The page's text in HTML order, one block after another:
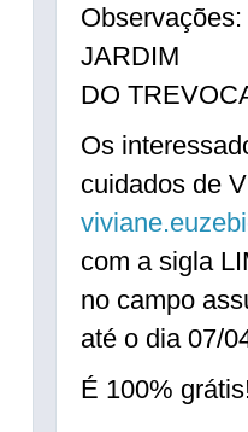
JARDIM
DO
Os
cuidados de
com a sigla
no campo
até o dia 07/
É 100%